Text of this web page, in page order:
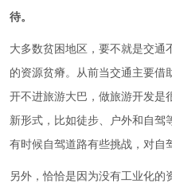
待。
大多数贫困地区，要不就是交通
的资源贫瘠。从前当交通主要借
开不进旅游大巴，做旅游开发是
新形式，比如徒步、户外和自驾
有时候自驾道路有些挑战，对自
另外，恰恰是因为没有工业化的